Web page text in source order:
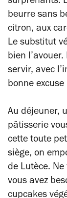
beurre sans
citron, aux
Le substitut
bien
servir, avec
bonne
Au déjeuner,
pâtisserie
cette toute
siège, on
de Lutèce.
vous avez
cupcakes